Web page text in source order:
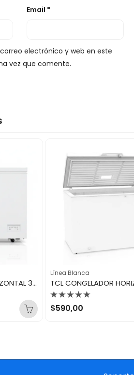
Email *
electrónico y web en este
vez que comente.
TCL CONGELADOR HORIZONTAL 300LTS TCF-300Y
Línea Blanca
Valorado
con
$590,00